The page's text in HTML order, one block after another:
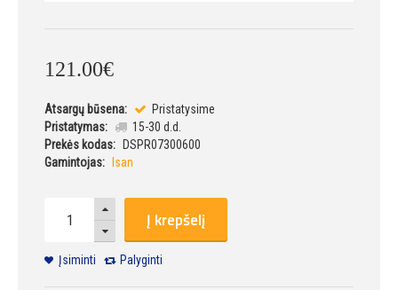
121.00€
Atsargų būsena:
Pristatysime
Pristatymas:
15-30 d.d.
Prekės kodas:
DSPR07300600
Gamintojas:
Isan
Į krepšelį
Įsiminti Palyginti